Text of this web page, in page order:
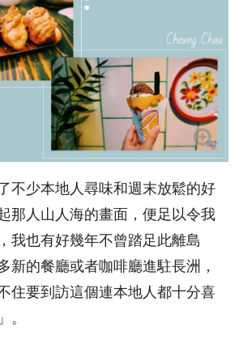
不少本地人尋味和週末放鬆的好
那人山人海的畫面，便足以令我
我也有好幾年不曾踏足此離島
新的餐廳或者咖啡廳進駐長洲，
住要到訪這個連本地人都十分喜
。